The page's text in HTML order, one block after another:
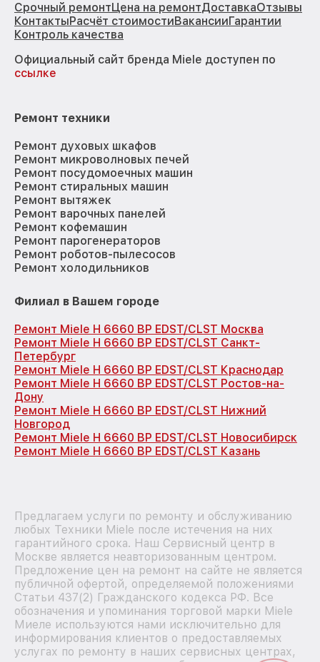
Срочный ремонтЦена на ремонтДоставкаОтзывы
КонтактыРасчёт стоимостиВакансииГарантии
Контроль качества
Официальный сайт бренда Miele доступен по
ссылке
Ремонт техники
Ремонт духовых шкафов
Ремонт микроволновых печей
Ремонт посудомоечных машин
Ремонт стиральных машин
Ремонт вытяжек
Ремонт варочных панелей
Ремонт кофемашин
Ремонт парогенераторов
Ремонт роботов-пылесосов
Ремонт холодильников
Филиал в Вашем городе
Ремонт Miele H 6660 BP EDST/CLST Москва
Ремонт Miele H 6660 BP EDST/CLST Санкт-
Петербург
Ремонт Miele H 6660 BP EDST/CLST Краснодар
Ремонт Miele H 6660 BP EDST/CLST Ростов-на-
Дону
Ремонт Miele H 6660 BP EDST/CLST Нижний
Новгород
Ремонт Miele H 6660 BP EDST/CLST Новосибирск
Ремонт Miele H 6660 BP EDST/CLST Казань
Предлагаем услуги по ремонту и обслуживанию
любых Техники Miele после истечения на них
гарантийного срока. Наш Сервисный центр в
Москве является неавторизованным центром.
Предложение цен на ремонт на сайте не является
публичной офертой, определяемой положениями
Статьи 437(2) Гражданского кодекса РФ. Все
обозначения и упоминания торговой марки Miele
Миеле используются нами исключительно для
информирования клиентов о предоставляемых
услугах по ремонту в наших сервисных центрах,